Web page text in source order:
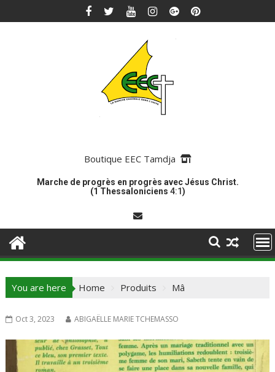
to
Boutique EEC Tamdja
Marche de progrès en progrès avec Jésus Christ.
(1 Thessaloniciens 4:1)
You are here Home Produits Mâ
Oct 3, 2023 ABIGAËLLE MARIE TCHEMASSO